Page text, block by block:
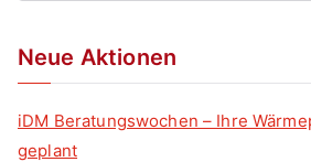
Neue Aktionen
iDM Beratungswochen – Ihre
geplant